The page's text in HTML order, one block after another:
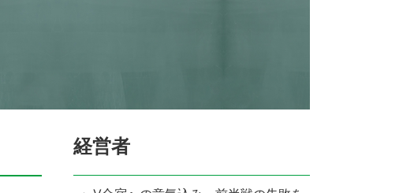
経営者